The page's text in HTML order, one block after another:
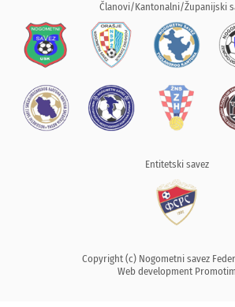
Članovi/Kantonalni/Županijski
Entitetski savez
Copyright (c) Nogometni savez
Web development Promotim